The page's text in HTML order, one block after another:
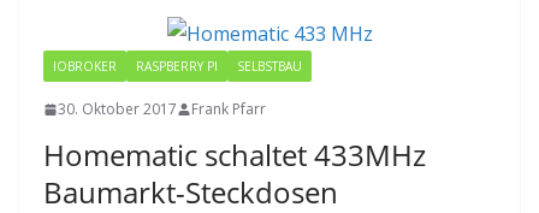
IOBROKER RASPBERRY PI SELBSTBAU
30. Oktober 2017 Frank Pfarr
Homematic schaltet 433MHz
Baumarkt-Steckdosen